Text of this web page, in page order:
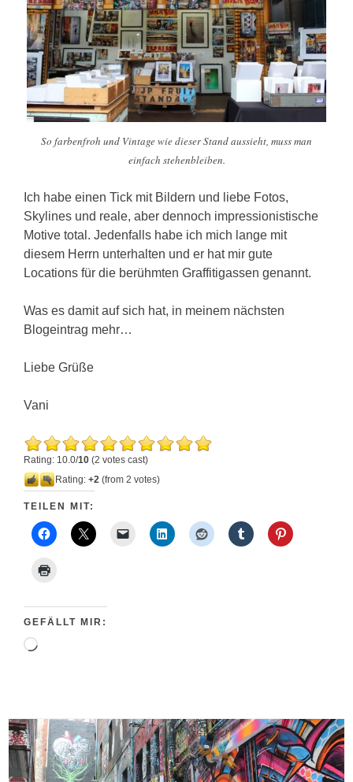
So farbenfroh und Vintage wie dieser Stand aussieht, muss man
einfach stehenbleiben.
Ich habe einen Tick mit Bildern und liebe Fotos,
Skylines und reale, aber dennoch impressionistische
Motive total. Jedenfalls habe ich mich lange mit
diesem Herrn unterhalten und er hat mir gute
Locations für die berühmten Graffitigassen genannt.
Was es damit auf sich hat, in meinem nächsten
Blogeintrag mehr…
Liebe Grüße
Vani
Rating: 10.0/10 (2 votes cast)
Rating:+2 (from 2 votes)
TEILEN MIT:
GEFÄLLT MIR:
Wird